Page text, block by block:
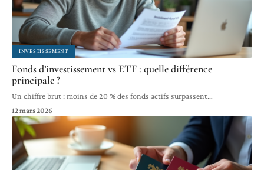
INVESTISSEMENT
Fonds d’investissement vs ETF : quelle différence
principale ?
Un chiffre brut : moins de 20 % des fonds actifs surpassent…
12 mars 2026